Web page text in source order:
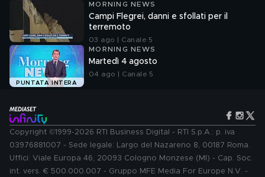
MORNING NEWS
Campi Flegrei, danni e sfollati per il
terremoto
03 ago | Canale 5
PUNTATA INTERA
MORNING NEWS
Martedì 4 agosto
04 ago | Canale 5
Copyright ©1999-2026 RTI Business Digital - RTI S.p.A.: p. iva
03976881007 - Sede legale: Largo del Nazareno 8, 00187 Roma.
Uffici: Viale Europa 46, 20093 Cologno Monzese (MI) - Cap. Soc.
int. vers. € 500.000.007 - Gruppo MFE Media For Europe N.V. -